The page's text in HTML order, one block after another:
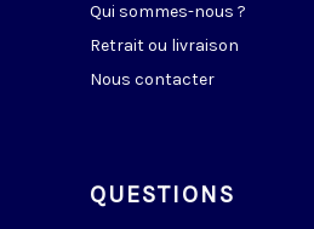
Qui sommes-nous ?
Retrait ou livraison
Nous contacter
QUESTIONS